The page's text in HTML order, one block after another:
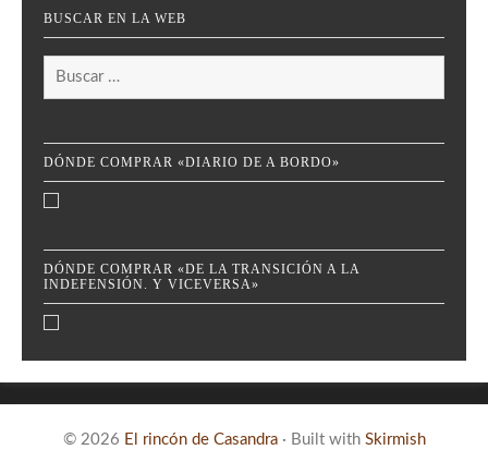
BUSCAR EN LA WEB
Buscar:
DÓNDE COMPRAR «DIARIO DE A BORDO»
DÓNDE COMPRAR «DE LA TRANSICIÓN A LA
INDEFENSIÓN. Y VICEVERSA»
© 2026 El rincón de Casandra · Built with Skirmish